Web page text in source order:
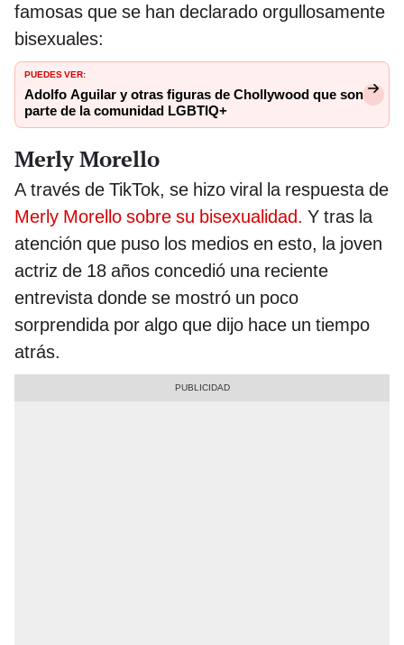
famosas que se han declarado orgullosamente
bisexuales:
PUEDES VER:
Adolfo Aguilar y otras figuras de Chollywood que son
parte de la comunidad LGBTIQ+
Merly Morello
A través de TikTok, se hizo viral la respuesta de
Merly Morello sobre su bisexualidad. Y tras la
atención que puso los medios en esto, la joven
actriz de 18 años concedió una reciente
entrevista donde se mostró un poco
sorprendida por algo que dijo hace un tiempo
atrás.